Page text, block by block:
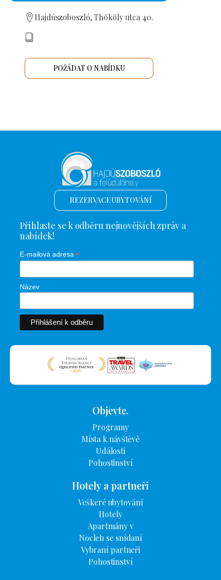
Hajdúszoboszló, Thököly utca 40.
POŽÁDAT O NABÍDKU
REZERVACE UBYTOVÁNÍ
Přihlaste se k odběru nejnovějších zpráv a
nabídek!
E-mailová adresa*
Název
Objevte.
Programy
Místa k návštěvě
Události
Pohostinství
Hotely a partneři
Veškeré ubytování
Hotely
Apartmány v
Nocleh se snídaní
Vybraní partneři
Pohostinství